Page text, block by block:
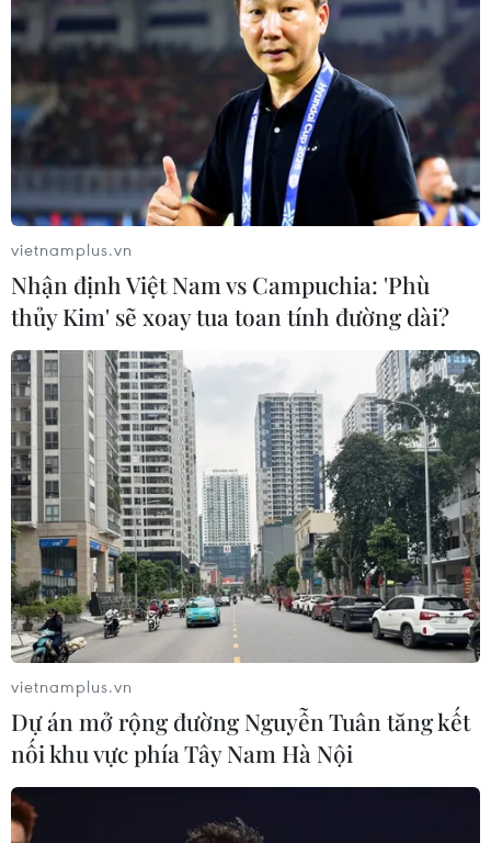
lãnh thổ trên thế giới đang cố gắng đạt được một thỏa
thuận nhằm duy trì mức tăng nhiệt toàn cầu dưới 1,5 độ
C so với thời kỳ tiền công nghiệp.
vietnamplus.vn
Nhận định Việt Nam vs Campuchia: 'Phù
thủy Kim' sẽ xoay tua toan tính đường dài?
vietnamplus.vn
Dự án mở rộng đường Nguyễn Tuân tăng kết
nối khu vực phía Tây Nam Hà Nội